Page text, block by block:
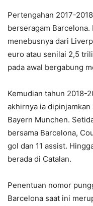
Pertengahan 2017-
berseragam Barcelona.
menebusnya dari
euro atau senilai 2,5
pada awal bergabung
Kemudian tahun 2018-
akhirnya ia
Bayern Munchen.
bersama Barcelona,
gol dan 11 assist.
berada di Catalan.
Penentuan nomor
Barcelona saat ini